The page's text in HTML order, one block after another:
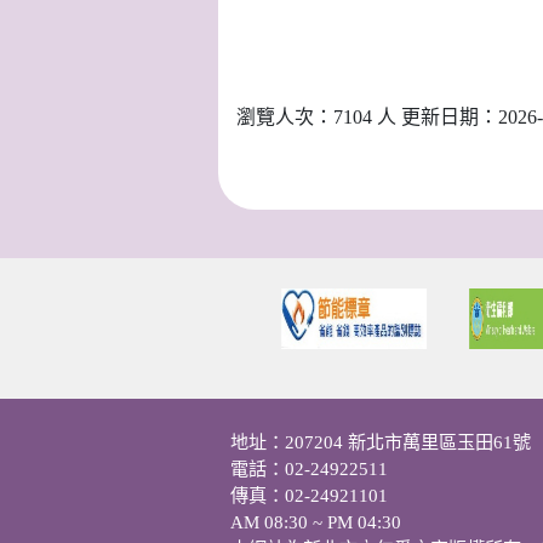
瀏覽人次：7104 人 更新日期：
地址：207204 新北市萬里區玉田61號
電話：02-24922511
傳真：02-24921101
AM 08:30 ~ PM 04:30